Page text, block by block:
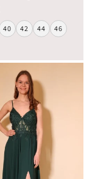
40 42 44
46